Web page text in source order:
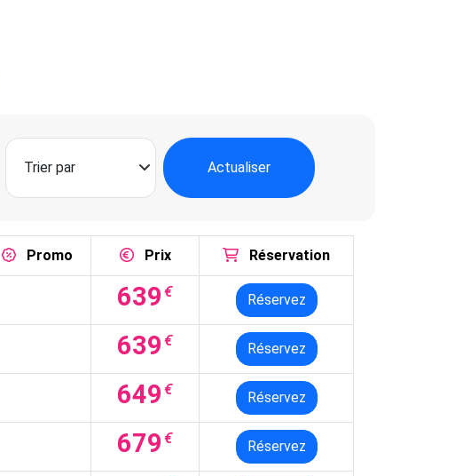
Actualiser
Promo Prix Réservation
639 € Réservez
639 € Réservez
649 € Réservez
679 € Réservez